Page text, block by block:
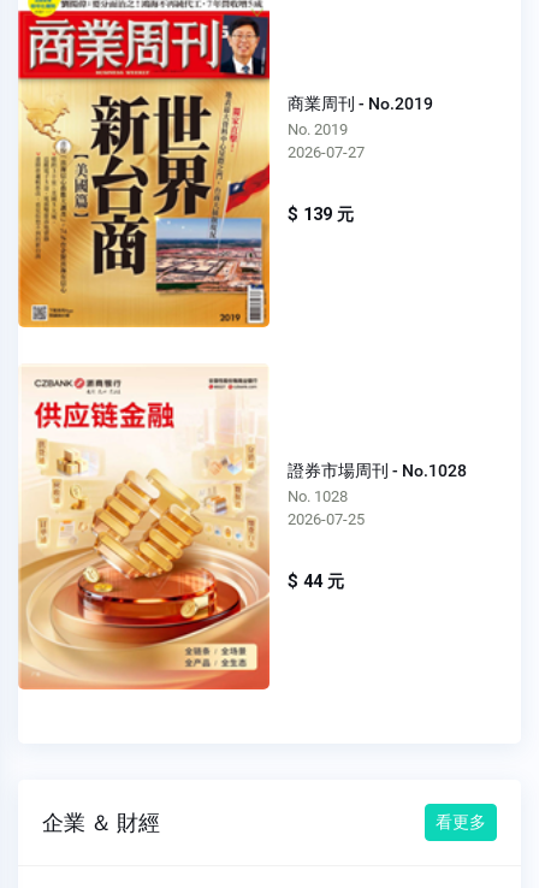
商業周刊 - No.2019
No. 2019
2026-07-27
$ 139 元
證券市場周刊 - No.1028
No. 1028
2026-07-25
$ 44 元
企業 ＆ 財經 看更多